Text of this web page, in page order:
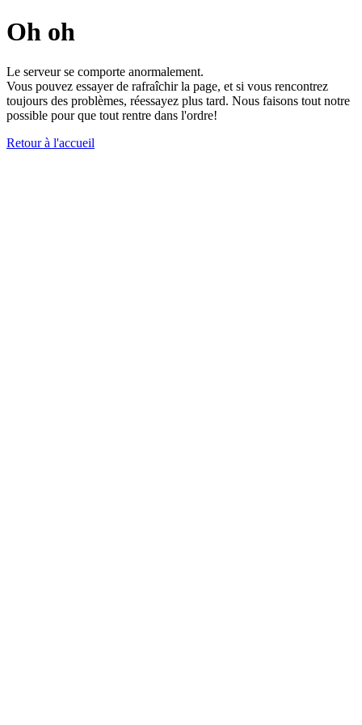
Oh oh
Le serveur se comporte anormalement.
Vous pouvez essayer de rafraîchir la page, et si vous rencontrez
toujours des problèmes, réessayez plus tard. Nous faisons tout notre
possible pour que tout rentre dans l'ordre!
Retour à l'accueil